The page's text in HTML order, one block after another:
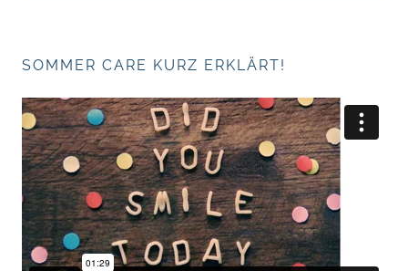
SOMMER CARE KURZ ERKLÄRT!